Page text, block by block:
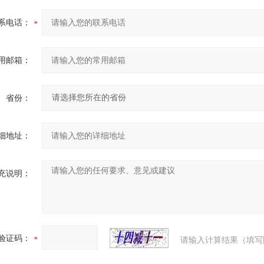
电话：
邮箱：
省份：
地址：
说明：
证码： 请输入计算结果（填